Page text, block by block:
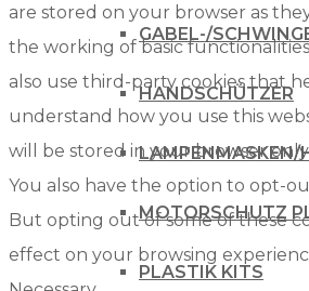
GABEL-/
HANDSCHÜTZER
LAMPENMASKEN/
MOTORSCHUTZ
PLASTIK KITS
are stored on your browser as
the working of basic
also use third-party cookies that
understand how you use this
will be stored in your browser
You also have the option to opt-
But opting out of some of these
effect on your browsing